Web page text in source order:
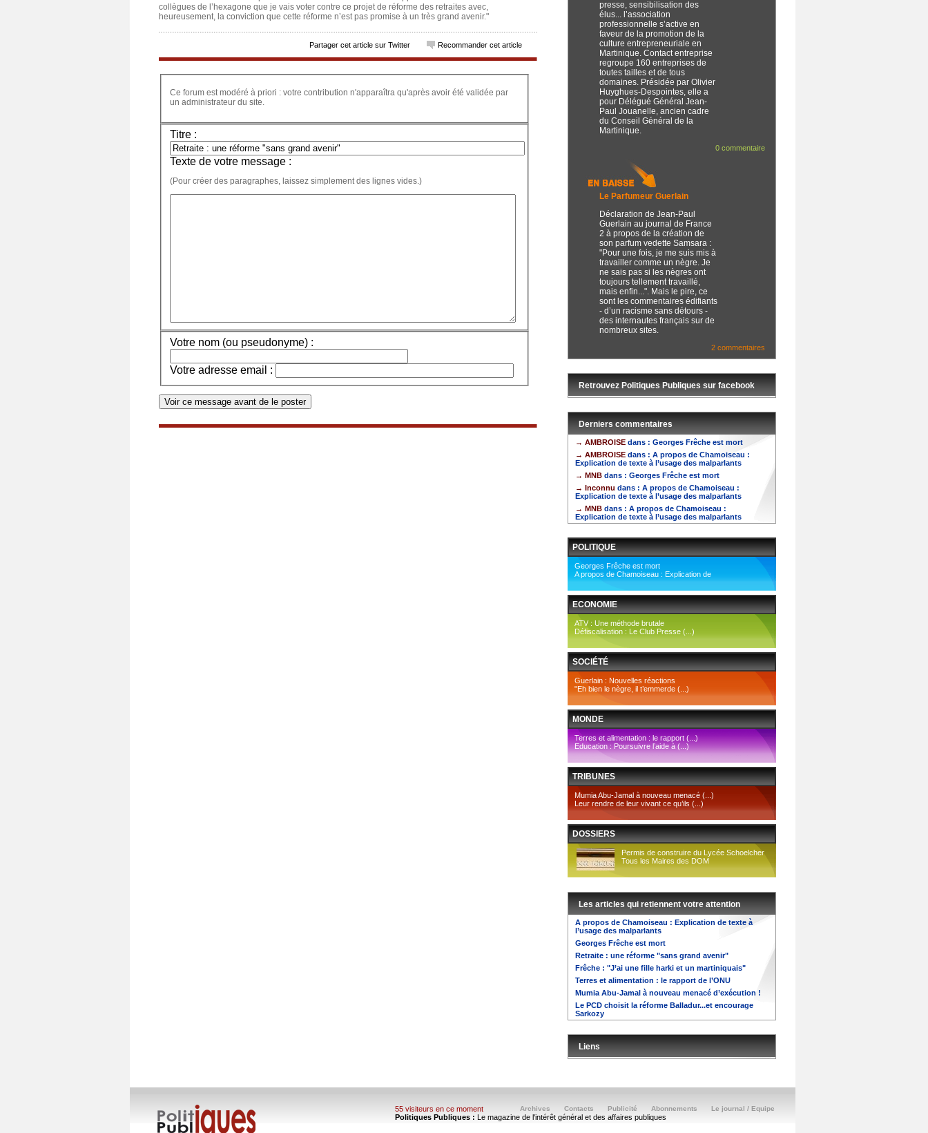
collègues de l’hexagone que je vais voter contre ce projet de réforme des retraites avec,
heureusement, la conviction que cette réforme n’est pas promise à un très grand avenir."
Partager cet article sur Twitter Recommander cet article
Ce forum est modéré à priori : votre contribution n'apparaîtra qu'après avoir été validée par
un administrateur du site.
Titre :
Texte de votre message :
(Pour créer des paragraphes, laissez simplement des lignes vides.)
Votre nom (ou pseudonyme) :
Votre adresse email :
presse, sensibilisation des
élus... l’association
professionnelle s’active en
faveur de la promotion de la
culture entrepreneuriale en
Martinique. Contact entreprise
regroupe 160 entreprises de
toutes tailles et de tous
domaines. Présidée par Olivier
Huyghues-Despointes, elle a
pour Délégué Général Jean-
Paul Jouanelle, ancien cadre
du Conseil Général de la
Martinique.
0 commentaire
Le Parfumeur Guerlain
Déclaration de Jean-Paul
Guerlain au journal de France
2 à propos de la création de
son parfum vedette Samsara :
"Pour une fois, je me suis mis à
travailler comme un nègre. Je
ne sais pas si les nègres ont
toujours tellement travaillé,
mais enfin...". Mais le pire, ce
sont les commentaires édifiants
- d’un racisme sans détours -
des internautes français sur de
nombreux sites.
2 commentaires
Retrouvez Politiques Publiques sur facebook
Derniers commentaires
→ AMBROISE dans : Georges Frêche est mort
→ AMBROISE dans : A propos de Chamoiseau :
Explication de texte à l’usage des malparlants
→ MNB dans : Georges Frêche est mort
→ Inconnu dans : A propos de Chamoiseau :
Explication de texte à l’usage des malparlants
→ MNB dans : A propos de Chamoiseau :
Explication de texte à l’usage des malparlants
POLITIQUE
Georges Frêche est mort
A propos de Chamoiseau : Explication de
ECONOMIE
ATV : Une méthode brutale
Défiscalisation : Le Club Presse (...)
SOCIÉTÉ
Guerlain : Nouvelles réactions
"Eh bien le nègre, il t’emmerde (...)
MONDE
Terres et alimentation : le rapport (...)
Education : Poursuivre l’aide à (...)
TRIBUNES
Mumia Abu-Jamal à nouveau menacé (...)
Leur rendre de leur vivant ce qu’ils (...)
DOSSIERS
Permis de construire du Lycée Schoelcher
Tous les Maires des DOM
Les articles qui retiennent votre attention
A propos de Chamoiseau : Explication de texte à
l’usage des malparlants
Georges Frêche est mort
Retraite : une réforme "sans grand avenir"
Frêche : "J’ai une fille harki et un martiniquais"
Terres et alimentation : le rapport de l’ONU
Mumia Abu-Jamal à nouveau menacé d’exécution !
Le PCD choisit la réforme Balladur...et encourage
Sarkozy
Liens
Le journal / Equipe
Abonnements
Publicité
Contacts
Archives
55 visiteurs en ce moment
Politiques Publiques : Le magazine de l'intérêt général et des affaires publiques